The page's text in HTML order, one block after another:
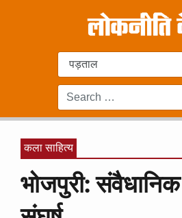
कला साहित्य
भोजपुरी: